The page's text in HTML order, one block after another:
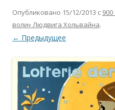
Опубликовано 15/12/2013 с 900
воли» Людвига Хольвайна.
← Предыдущее